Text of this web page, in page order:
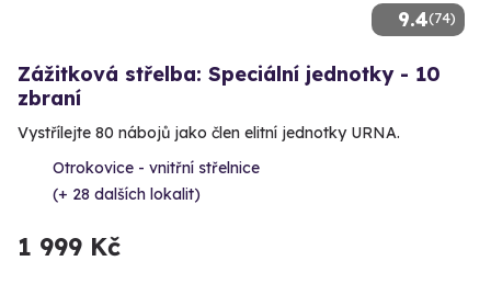
9.4(74)
Zážitková střelba: Speciální jednotky - 10
zbraní
Vystřílejte 80 nábojů jako člen elitní jednotky URNA.
Otrokovice - vnitřní střelnice
(+ 28 dalších lokalit)
1 999 Kč